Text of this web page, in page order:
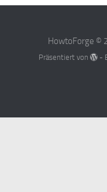
HowtoForge ©
Präsentiert von -